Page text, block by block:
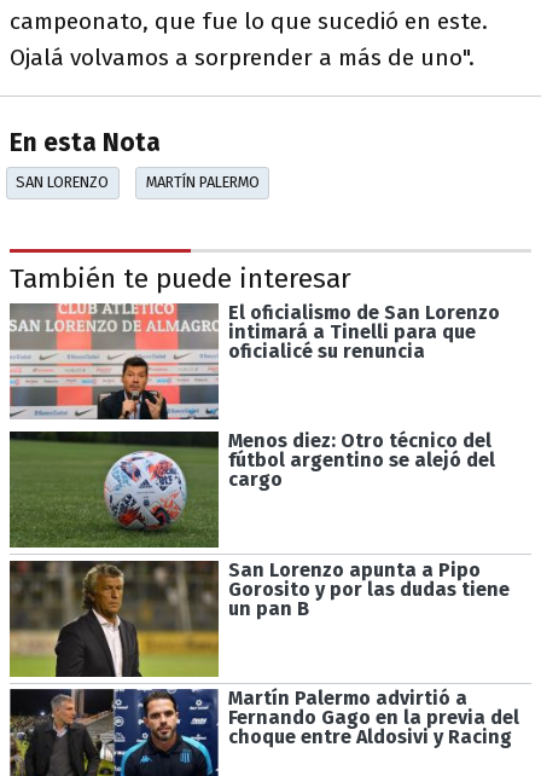
campeonato, que fue lo que sucedió en este.
Ojalá volvamos a sorprender a más de uno".
En esta Nota
SAN LORENZO MARTÍN PALERMO
También te puede interesar
El oficialismo de San Lorenzo
intimará a Tinelli para que
oficialicé su renuncia
Menos diez: Otro técnico del
fútbol argentino se alejó del
cargo
San Lorenzo apunta a Pipo
Gorosito y por las dudas tiene
un pan B
Martín Palermo advirtió a
Fernando Gago en la previa del
choque entre Aldosivi y Racing